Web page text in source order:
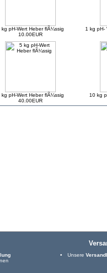
kg pH-Wert Heber flÃ¼ssig
10.00EUR
1 kg pH-
kg pH-Wert Heber flÃ¼ssig
40.00EUR
10 kg
Unsere